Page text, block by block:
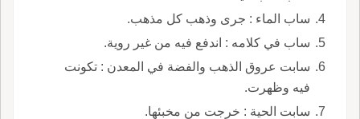
ساب الماء : جرى وذهب كل مذهب.
ساب في كلامه : اندفع فيه من غير روية.
سابت عروق الذهب والفضة في المعدن : تكونت
فيه وظهرت.
سابت الحية : خرجت من مخبئها.